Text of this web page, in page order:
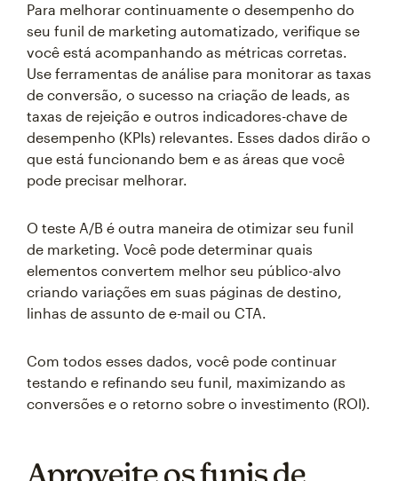
Para melhorar continuamente o desempenho do
seu funil de marketing automatizado, verifique se
você está acompanhando as métricas corretas.
Use ferramentas de análise para monitorar as taxas
de conversão, o sucesso na criação de leads, as
taxas de rejeição e outros indicadores-chave de
desempenho (KPIs) relevantes. Esses dados dirão o
que está funcionando bem e as áreas que você
pode precisar melhorar.
O teste A/B é outra maneira de otimizar seu funil
de marketing. Você pode determinar quais
elementos convertem melhor seu público-alvo
criando variações em suas páginas de destino,
linhas de assunto de e-mail ou CTA.
Com todos esses dados, você pode continuar
testando e refinando seu funil, maximizando as
conversões e o retorno sobre o investimento (ROI).
Aproveite os funis de